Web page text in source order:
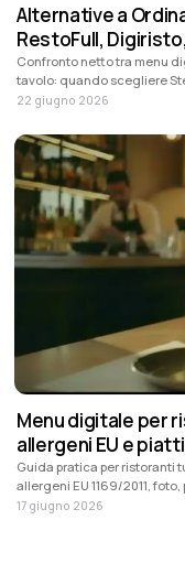
Alternative a
RestoFull,
Confronto netto tra menu
tavolo: quando scegliere
RestoFull, Digiristo,
22 giugno 2026
Menu digitale per
allergeni EU e
Guida pratica per ristoranti
allergeni EU 1169/2011,
EUR/mese + IVA.
17 giugno 2026